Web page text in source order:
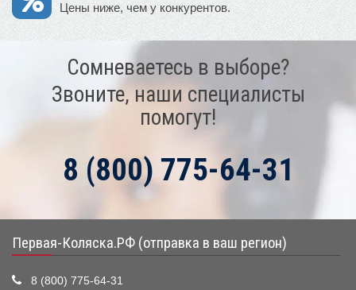
Цены ниже, чем у конкурентов.
Сомневаетесь в выборе?
Звоните, наши специалисты
помогут!
8 (800) 775-64-31
Первая-Коляска.РФ (отправка в ваш регион)
8 (800) 775-64-31